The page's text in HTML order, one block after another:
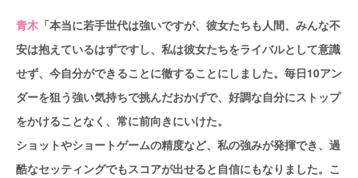
青木 「本当に若手世代は強いですが、彼女たちも人間、みんな不
安は抱えているはずですし、私は彼女たちをライバルとして意識
せず、今自分ができることに徹することにしました。毎日10アン
ダーを狙う強い気持ちで挑んだおかげで、好調な自分にストップ
をかけることなく、常に前向きにいけた。
ショットやショートゲームの精度など、私の強みが発揮でき、過
酷なセッティングでもスコアが出せると自信にもなりました。こ